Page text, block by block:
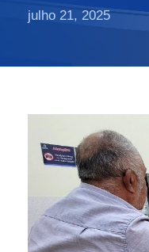
julho 21, 2025